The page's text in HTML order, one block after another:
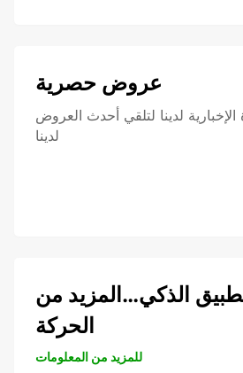
عروض حصرية
لدينا لتلقي أحدث العروض
لدينا
الذكي…المزيد من
الحركة
للمزيد من المعلومات